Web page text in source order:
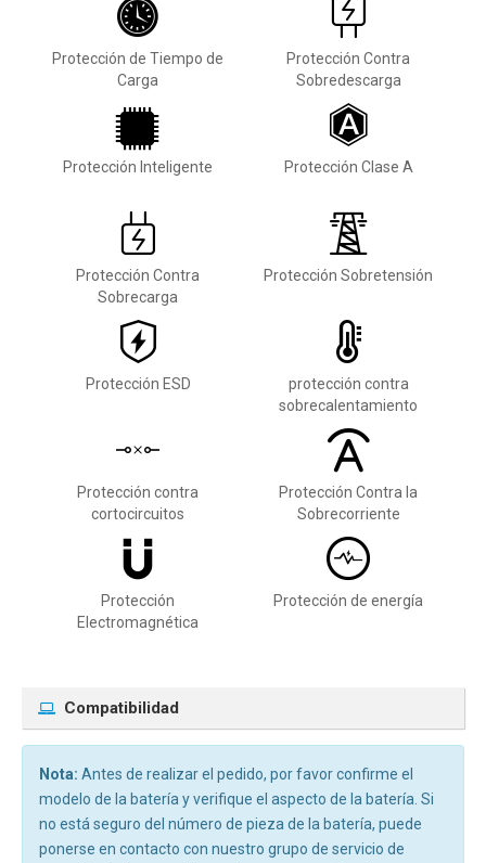
Protección de Tiempo de
Carga
Protección Contra
Sobredescarga
Protección Inteligente Protección Clase A
Protección Contra
Sobrecarga
Protección Sobretensión
Protección ESD
protección contra
sobrecalentamiento
Protección contra
cortocircuitos
Protección Contra la
Sobrecorriente
Protección
Electromagnética
Protección de energía
Compatibilidad
Nota: Antes de realizar el pedido, por favor confirme el
modelo de la batería y verifique el aspecto de la batería. Si
no está seguro del número de pieza de la batería, puede
ponerse en contacto con nuestro grupo de servicio de